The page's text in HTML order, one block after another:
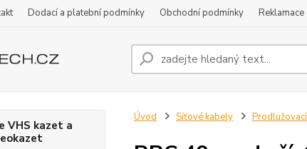
Dodací a platební podmínky Obchodní podmínky Reklamace
VHS kazet a
Úvod Síťové kabely